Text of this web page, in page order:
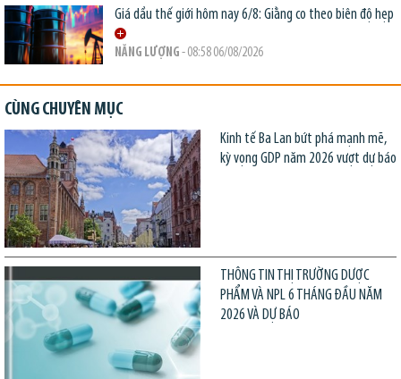
Giá dầu thế giới hôm nay 6/8: Giằng co theo biên độ hẹp
NĂNG LƯỢNG - 08:58 06/08/2026
CÙNG CHUYÊN MỤC
Kinh tế Ba Lan bứt phá mạnh mẽ,
kỳ vọng GDP năm 2026 vượt dự báo
THÔNG TIN THỊ TRƯỜNG DƯỢC
PHẨM VÀ NPL 6 THÁNG ĐẦU NĂM
2026 VÀ DỰ BÁO